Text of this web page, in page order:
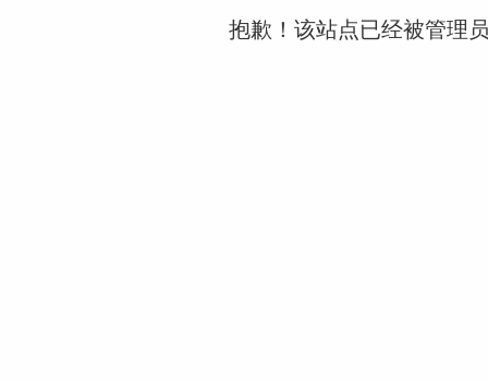
抱歉！该站点已经被管理